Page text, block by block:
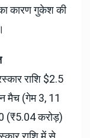
कारण गुकेश की
राशि $2.5
मैच (गेम 3, 11
(₹5.04 करोड़)